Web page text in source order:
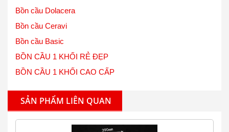
Bồn cầu Dolacera
Bồn cầu Ceravi
Bồn cầu Basic
BỒN CẦU 1 KHỐI RẺ ĐẸP
BỒN CẦU 1 KHỐI CAO CẤP
SẢN PHẨM LIÊN QUAN